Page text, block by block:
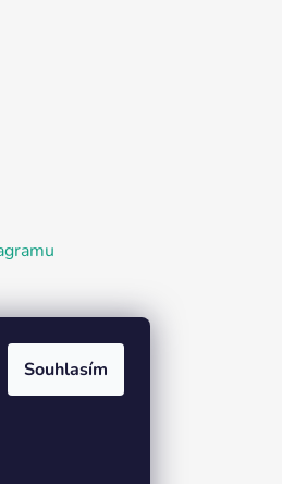
Souhlasím